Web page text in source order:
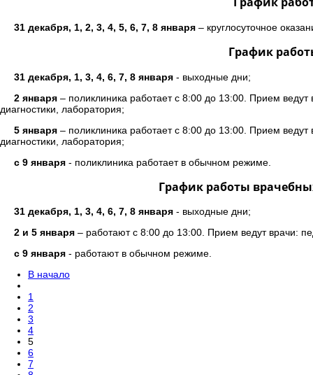
31 декабря, 1, 2, 3, 4, 5, 6, 7, 8 января – круглосуточное
График
31 декабря, 1, 3, 4, 6, 7, 8 января - выходные дни;
2 января – поликлиника работает с 8:00 до 13:00. Прием ведут
диагностики, лаборатория;
5 января – поликлиника работает с 8:00 до 13:00. Прием ведут
диагностики, лаборатория;
с 9 января - поликлиника работает в обычном режиме.
График работы
31 декабря, 1, 3, 4, 6, 7, 8 января - выходные дни;
2 и 5 января – работают с 8:00 до 13:00. Прием ведут врачи:
с 9 января - работают в обычном режиме.
В начало
1
2
3
4
5
6
7